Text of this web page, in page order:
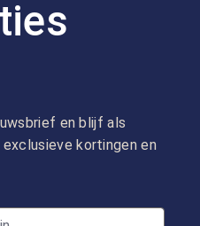
en blijf als
kortingen en